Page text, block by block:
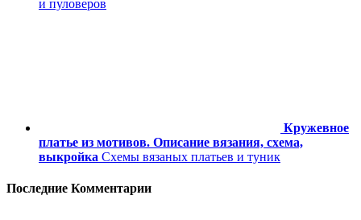
и пуловеров
Кружевное
платье из мотивов. Описание вязания, схема,
выкройка Схемы вязаных платьев и туник
Последние Комментарии